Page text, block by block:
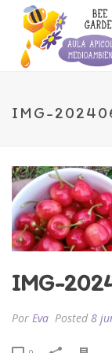
IMG-
IMG-
Por Eva Posted 8